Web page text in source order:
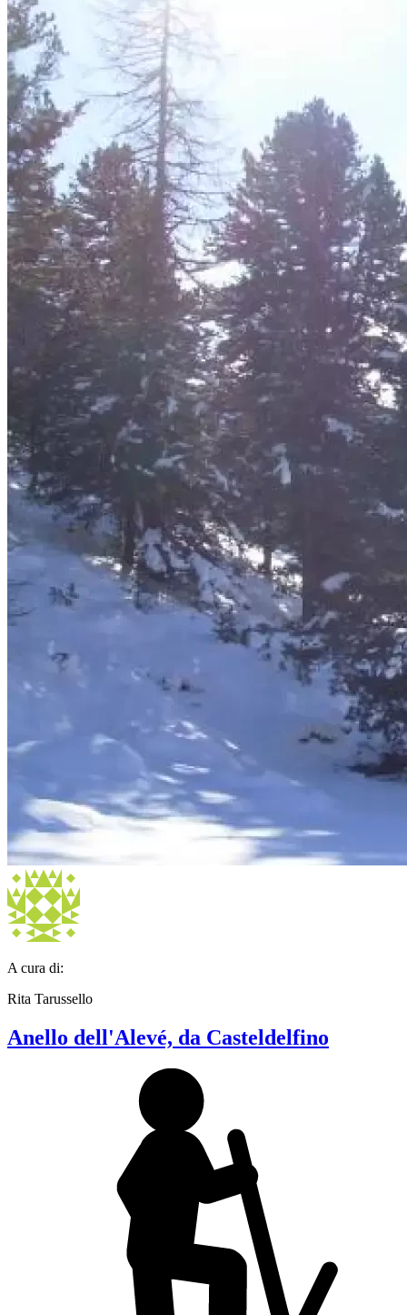
A cura di:
Rita Tarussello
Anello dell'Alevé, da Casteldelfino